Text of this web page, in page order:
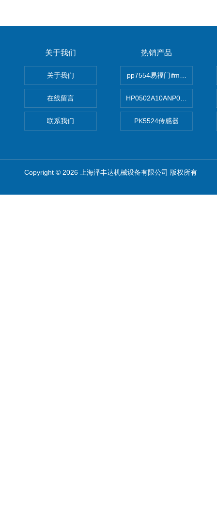
关于我们
关于我们
在线留言
联系我们
热销产品
pp7554易福门ifm传感器
HP0502A10ANP01滤芯 Mp
PK5524传感器
Copyright © 2026 上海泽丰达机械设备有限公司 版权所有